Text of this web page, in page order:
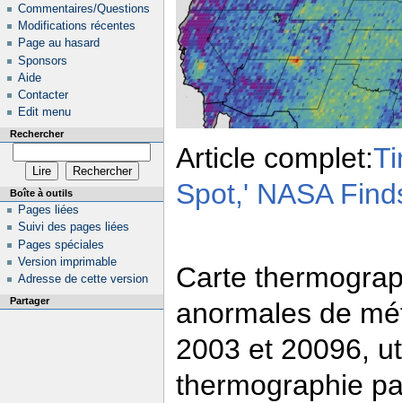
Article complet:
Spot,' NASA
Carte
anormales de
2003 et 20096,
thermographie
Commentaires/Questions
Modifications récentes
Page au hasard
Sponsors
Aide
Contacter
Edit menu
Rechercher
Boîte à outils
Pages liées
Suivi des pages liées
Pages spéciales
Version imprimable
Adresse de cette version
Partager